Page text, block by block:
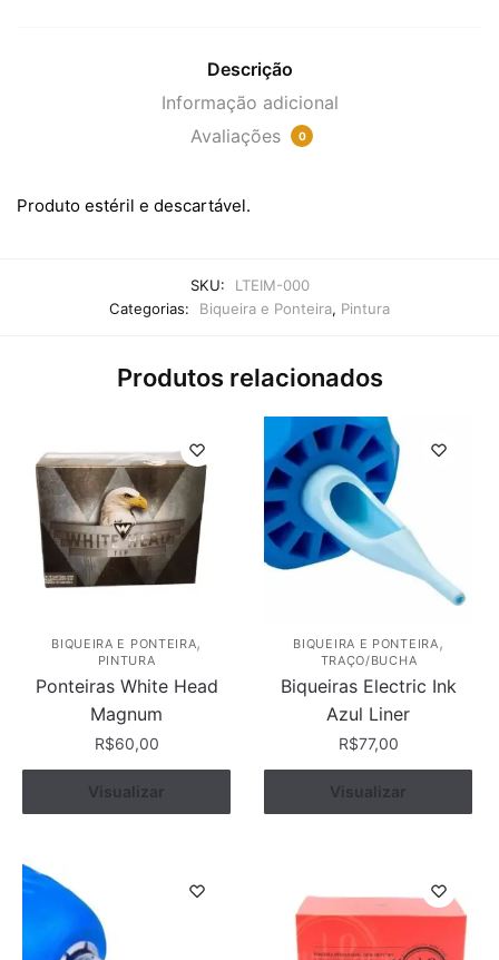
Descrição
Informação adicional
Avaliações
0
Produto estéril e descartável.
SKU:
LTEIM-000
Categorias:
Biqueira e Ponteira, Pintura
Produtos relacionados
BIQUEIRA E PONTEIRA,
PINTURA
Ponteiras White Head
Magnum
R$60,00
Ver opções
Este
produto
variantes.
Visualizar
BIQUEIRA E PONTEIRA ,
TRAÇO/BUCHA
Biqueiras Electric Ink
Azul Liner
R$77,00
Ver opções
Este
produto
variantes.
As
opções
Visualizar